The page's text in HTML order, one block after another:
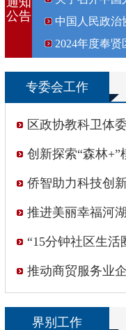
公告
六届委员会第四
中国人民政治
会增补委员名单
2024年度奉贤
专委会工作
区政协教科卫体
创新探索“森林
展侨智助力科技创
推进美丽幸福河
“15分钟社区生活
推动商贸服务业
界别工作